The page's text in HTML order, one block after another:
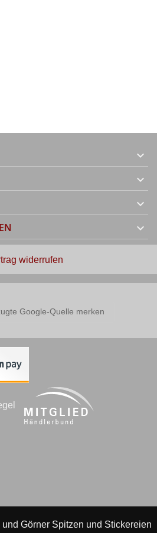




widerrufen
Google-Quelle merken
Görner Spitzen und Stickereien